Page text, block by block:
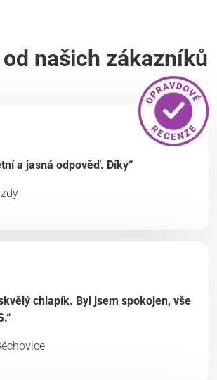
našich zákazníků
a jasná odpověď. Díky“
chlapík. Byl jsem spokojen, vše